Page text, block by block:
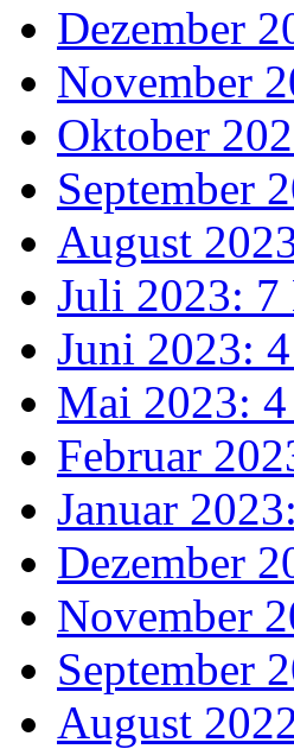
Dezember
November
Oktober
September
August
Juli 2023: 7
Juni 2023:
Mai 2023:
Februar
Januar
Dezember
November
September
August